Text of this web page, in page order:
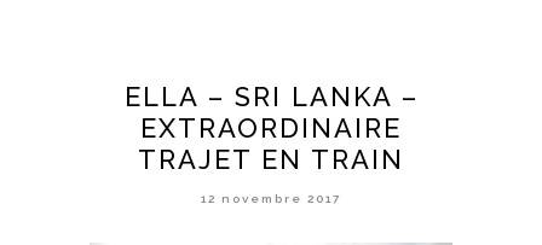
ELLA – SRI LANKA –
EXTRAORDINAIRE
TRAJET EN TRAIN
12 novembre 2017